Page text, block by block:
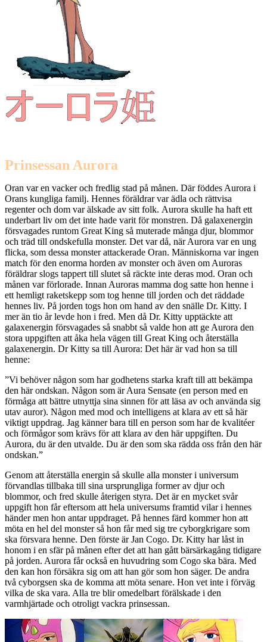
Prinsessan Aurora
Oran var en vacker och fredlig stad på månen. Där föddes Aurora i
Orans kungliga familj. Hennes föräldrar var ädla och rättvisa
regenter och dom var älskade av sitt folk. Aurora skulle ha haft ett
underbart liv om det inte hade varit för monstren. Då galaxenergin
försvagades runtom Great King så muterade många djur, blommor
och träd till ondskefulla monster. Det var då, när Aurora var en ung
flicka, som dessa monster attackerade Oran. Människorna var ingen
match för den enorma horden av monster och även om Auroras
föräldrar slogs tappert till slutet så räckte inte deras mod. Oran och
månen var förlorade. Innan Auroras mamma dog satte hon henne i
ett hemligt raketskepp som tog henne till jorden och det räddade
hennes liv. På jorden togs hon om hand av den snälle Dr. Kitty. I
mer än tio år levde hon i fred. Men då Dr. Kitty upptäckte att
galaxenergin försvagades så snabbt så valde hon att ge Aurora den
stora uppgiften att åka hela vägen till Great King och återställa
galaxenergin. Dr Kitty sa till Aurora: Det här är vad hon sa till
henne:
”Vi behöver någon som har godhetens starka kraft till att bekämpa
den här ondskan. Någon som är Aura Sensate (en person med en
förmåga att bättre utnyttja sina sinnen för att läsa av och använda sig
utav auror). Någon med mod och intelligens at klara av ett så här
viktigt uppdrag. Jag känner bara till en person som har de kvalitéer
och förmågor som krävs för att klara av den här uppgiften. Du
Aurora, du är den utvalde. Du är den som ska rädda oss från den här
ondskan.”
Genom att återställa energin så skulle alla monster i universum
förvandlas tillbaka till sina ursprungliga former av djur och
blommor, och fred skulle återigen styra. Det är en mycket svår
uppgift hon får eftersom att hela universums framtid vilar i hennes
händer men hon antar uppdraget. På hennes färd kommer hon att
möta en hel del monster så hon får med sig tre cyborgkrigare som
ska försvara henne. Den förste är Jan Cogo. Dr. Kitty har låst in
honom i en sfär på månen efter det att han gått bärsärkagång tidigare
på jorden. Aurora får också en huvudring som Cogo ska bära. Med
den kan hon försäkra sig om att han gör som hon säger. De andra
två cyborgsen ska de komma att möta senare. Hon vet inte i förväg
vilka de ska vara. Alla tre blir omedelbart förälskade i den
varmhjärtade och otroligt vackra prinsessan.